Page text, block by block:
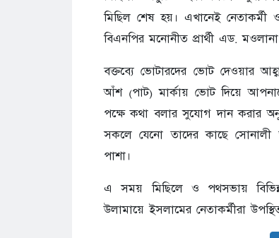
মিছিল শেষ হয়। এখানেই
বিএনপির মনোনীত প্রার্থী এড.
বক্তব্যে ভোটারদের ভোট দেওয়ার
আঁশ (পাট) মার্কায় ভোট দিয়ে
পক্ষে কথা বলার সুযোগ দান করার
সকলে যেনো তাদের কাছে
পাশা।
এ সময় মিছিলে ও পথসভায়
উলামায়ে ইসলামের নেতাকর্মীরা